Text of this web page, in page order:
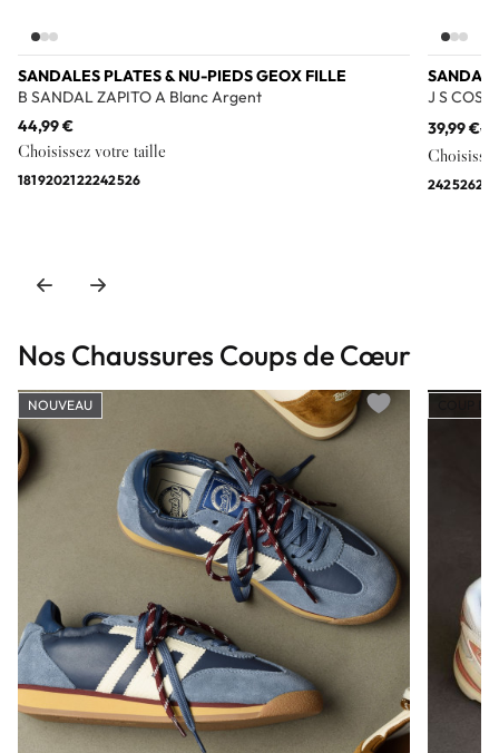
SANDALES PLATES & NU-PIEDS GEOX FILLE
B SANDAL ZAPITO A Blanc Argent
44,99 €
Choisissez votre taille
1819202122242526
J S
39,99 €
24252627
Nos Chaussures Coups de Cœur
NOUVEAU
Add to wishlist